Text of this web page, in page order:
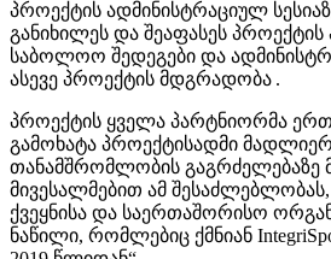
პროექტის ადმინისტრაციულ
განიხილეს და შეაფასეს პროექტის
საბოლოო შედეგები და
ასევე პროექტის მდგრადობა .
პროექტის ყველა პარტნიორმა
გამოხატა პროექტისადმი
თანამშრომლობის გაგრძელებაზე
მივესალმებით ამ
ქვეყნისა და საერთაშორისო
ნაწილი, რომლებიც ქმნიან